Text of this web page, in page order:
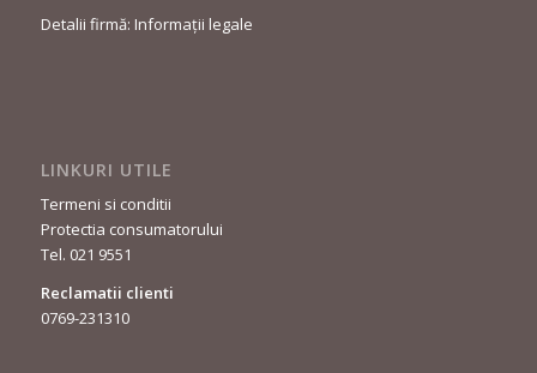
Detalii firmă: Informații legale
LINKURI UTILE
Termeni si conditii
Protectia consumatorului
Tel. 021 9551
Reclamatii clienti
0769-231310